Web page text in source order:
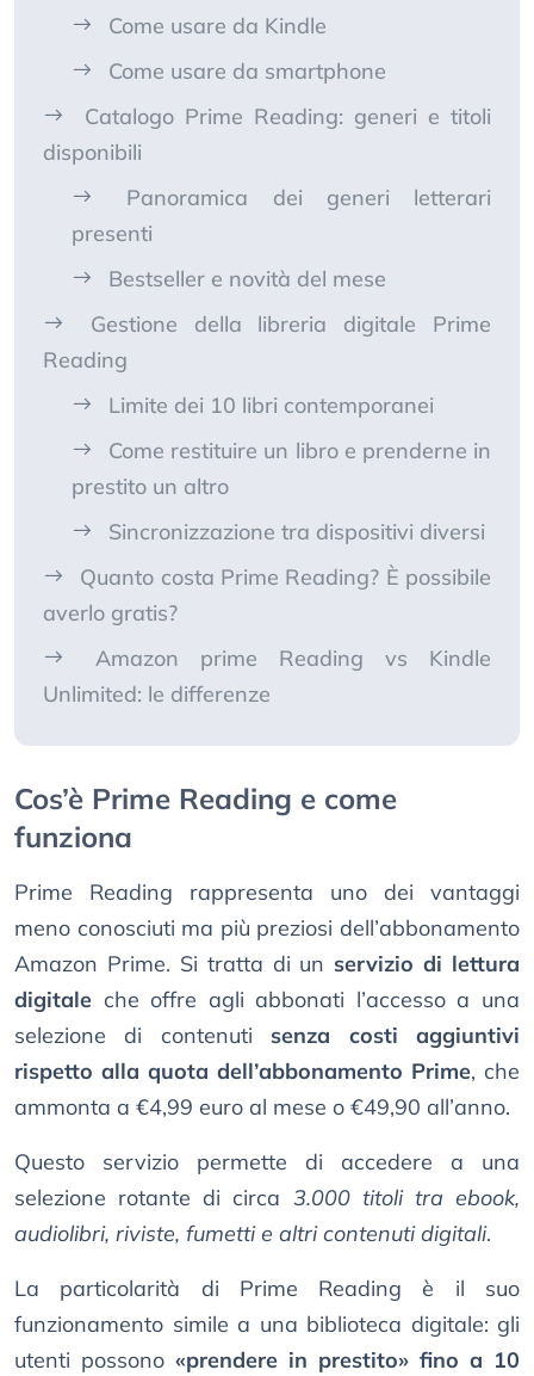
Come usare da Kindle
Come usare da smartphone
Catalogo Prime Reading: generi e titoli
disponibili
Panoramica dei generi letterari
presenti
Bestseller e novità del mese
Gestione della libreria digitale Prime
Reading
Limite dei 10 libri contemporanei
Come restituire un libro e prenderne in
prestito un altro
Sincronizzazione tra dispositivi diversi
Quanto costa Prime Reading? È possibile
averlo gratis?
Amazon prime Reading vs Kindle
Unlimited: le differenze
Cos’è Prime Reading e come
funziona
Prime Reading rappresenta uno dei vantaggi
meno conosciuti ma più preziosi dell’abbonamento
Amazon Prime. Si tratta di un servizio di lettura
digitale che offre agli abbonati l’accesso a una
selezione di contenuti senza costi aggiuntivi
rispetto alla quota dell’abbonamento Prime, che
ammonta a €4,99 euro al mese o €49,90 all’anno.
Questo servizio permette di accedere a una
selezione rotante di circa 3.000 titoli tra ebook,
audiolibri, riviste, fumetti e altri contenuti digitali.
La particolarità di Prime Reading è il suo
funzionamento simile a una biblioteca digitale: gli
utenti possono «prendere in prestito» fino a 10